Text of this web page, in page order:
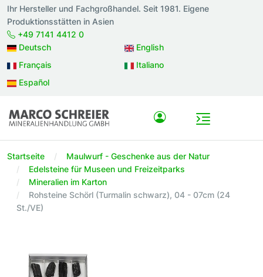
Ihr Hersteller und Fachgroßhandel. Seit 1981. Eigene
Produktionsstätten in Asien
+49 7141 4412 0
Deutsch
English
Français
Italiano
Español
Startseite
Maulwurf - Geschenke aus der Natur
Edelsteine für Museen und Freizeitparks
Mineralien im Karton
Rohsteine Schörl (Turmalin schwarz), 04 - 07cm (24
St./VE)